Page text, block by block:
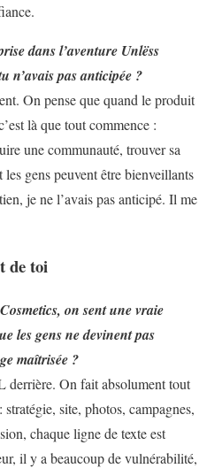
dans l’aventure Unlëss
n’avais pas anticipée ?
On pense que quand le produit
là que tout commence :
une communauté, trouver sa
gens peuvent être bienveillants
je ne l’avais pas anticipé. Il me
de toi
on sent une vraie
les gens ne devinent pas
maîtrisée ?
derrière. On fait absolument tout
site, photos, campagnes,
chaque ligne de texte est
il y a beaucoup de vulnérabilité,